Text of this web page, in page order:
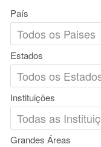
País
Estados
Instituições
Grandes Áreas